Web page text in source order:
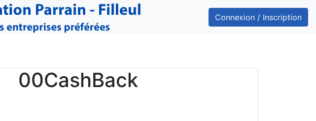
Connexion / Inscription
00CashBack